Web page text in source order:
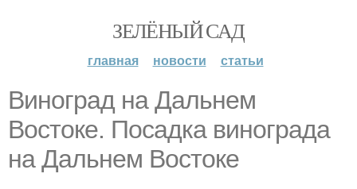
ЗЕЛЁНЫЙ САД
главная новости статьи
Виноград на Дальнем
Востоке. Посадка винограда
на Дальнем Востоке